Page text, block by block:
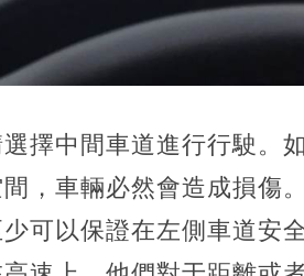
擇中間車道進行行駛。
，車輛必然會造成損傷
可以保證在左側車道安